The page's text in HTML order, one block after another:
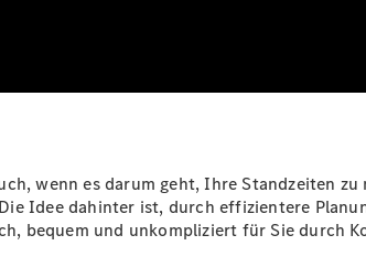
wenn es darum geht, Ihre Standzeiten zu
Idee dahinter ist, durch effizientere
bequem und unkompliziert für Sie durch